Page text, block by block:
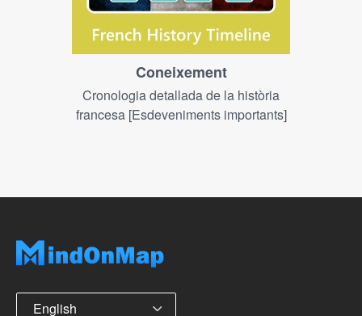
Coneixement
Cronologia detallada de la història
francesa [Esdeveniments importants]
English